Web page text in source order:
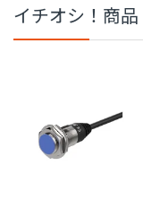
イチオシ！商品